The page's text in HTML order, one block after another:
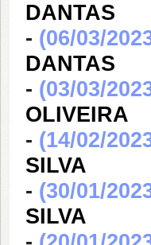
DANTAS
- (06/03/
DANTAS
- (03/03/
OLIVEIRA
- (14/02/
SILVA
- (30/01/
SILVA